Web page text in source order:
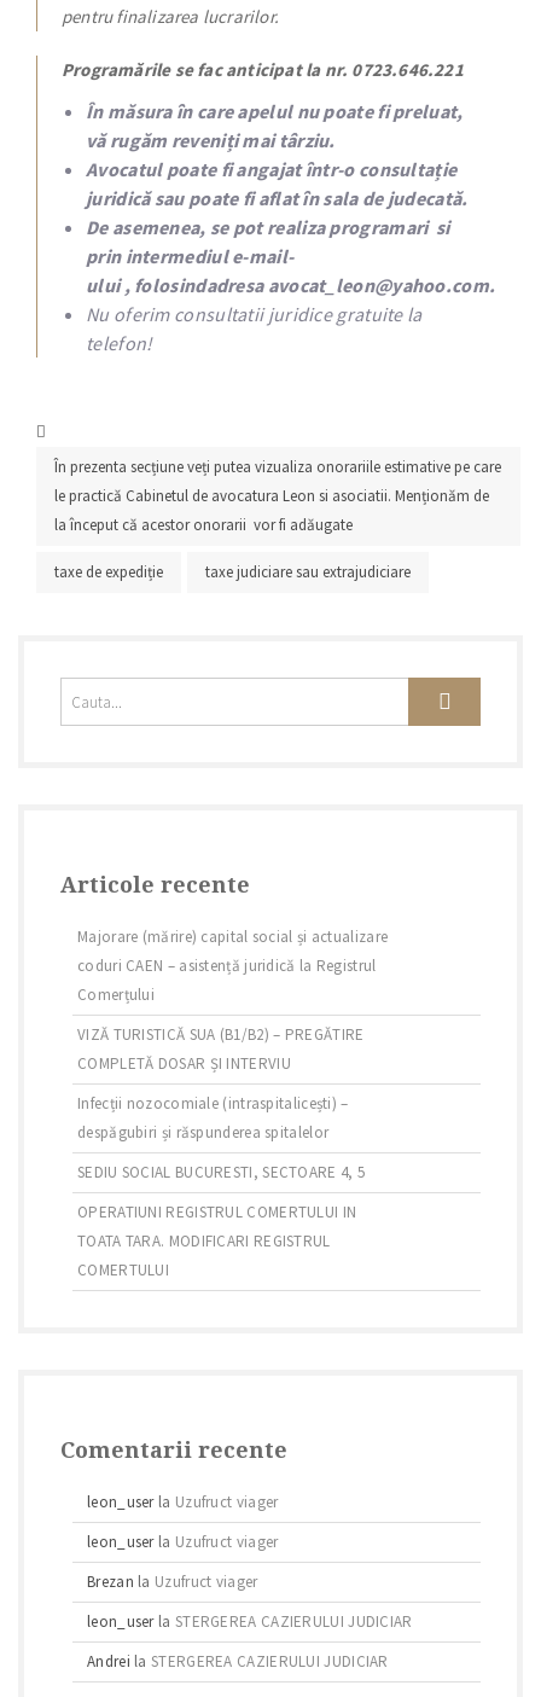
pentru finalizarea lucrarilor.
Programările se fac anticipat la nr. 0723.646.221
În măsura în care apelul nu poate fi preluat,
vă rugăm reveniți mai târziu.
Avocatul poate fi angajat într-o consultație
juridică sau poate fi aflat în sala de judecată.
De asemenea, se pot realiza programari si
prin intermediul e-mail-
ului , folosindadresa avocat_leon@yahoo.com.
Nu oferim consultatii juridice gratuite la
telefon!
În prezenta secțiune veți putea vizualiza onorariile estimative pe care
le practică Cabinetul de avocatura Leon si asociatii. Menționăm de
la început că acestor onorarii vor fi adăugate
taxe de expediție taxe judiciare sau extrajudiciare
Articole recente
Majorare (mărire) capital social și actualizare
coduri CAEN – asistență juridică la Registrul
Comerțului
VIZĂ TURISTICĂ SUA (B1/B2) – PREGĂTIRE
COMPLETĂ DOSAR ȘI INTERVIU
Infecții nozocomiale (intraspitalicești) –
despăgubiri și răspunderea spitalelor
SEDIU SOCIAL BUCURESTI, SECTOARE 4, 5
OPERATIUNI REGISTRUL COMERTULUI IN
TOATA TARA. MODIFICARI REGISTRUL
COMERTULUI
Comentarii recente
leon_userla Uzufruct viager
leon_userla Uzufruct viager
Brezan la Uzufruct viager
leon_userla STERGEREA CAZIERULUI JUDICIAR
Andrei laSTERGEREA CAZIERULUI JUDICIAR